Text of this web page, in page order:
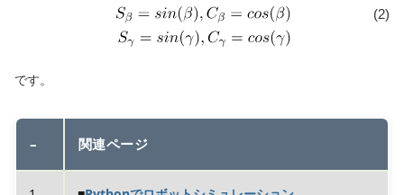
(2)
です。
– 関連ページ